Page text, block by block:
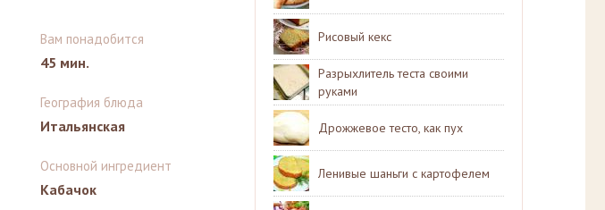
Вам понадобится
45 мин.
География блюда
Итальянская
Основной ингредиент
Кабачок
Рисовый кекс
Разрыхлитель теста своими
руками
Дрожжевое тесто, как пух
Ленивые шаньги с картофелем